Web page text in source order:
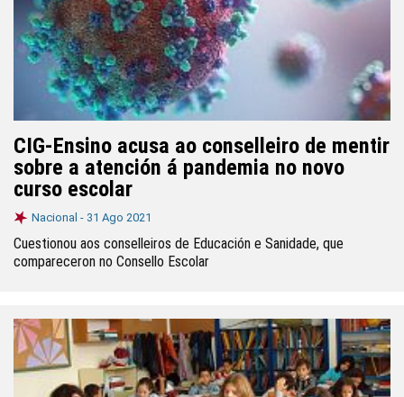
CIG-Ensino acusa ao conselleiro de mentir
sobre a atención á pandemia no novo
curso escolar
Nacional - 31 Ago 2021
Cuestionou aos conselleiros de Educación e Sanidade, que
compareceron no Consello Escolar